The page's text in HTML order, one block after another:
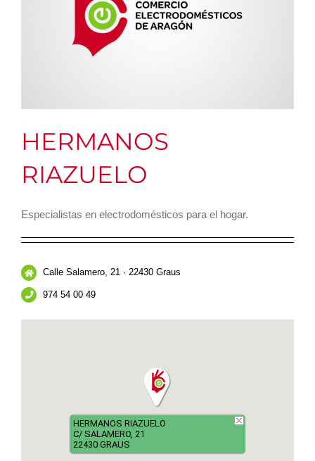
HERMANOS
RIAZUELO
Especialistas en electrodomésticos para el hogar.
Calle Salamero, 21 · 22430 Graus
974 54 00 49
HERMANOS RIAZUELO
C/ SALAMERO, 21
22430 GRAUS